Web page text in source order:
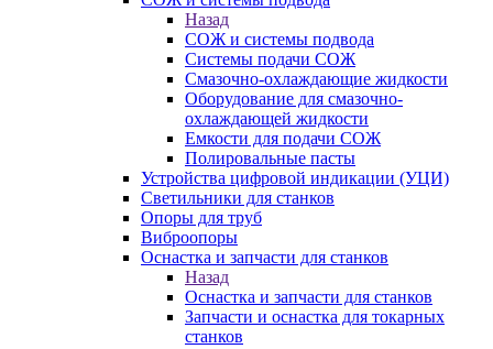
Назад
СОЖ и системы подвода
Системы подачи СОЖ
Смазочно-охлаждающие жидкости
Оборудование для смазочно-
охлаждающей жидкости
Емкости для подачи СОЖ
Полировальные пасты
Устройства цифровой индикации (УЦИ)
Светильники для станков
Опоры для труб
Виброопоры
Оснастка и запчасти для станков
Назад
Оснастка и запчасти для станков
Запчасти и оснастка для токарных
станков